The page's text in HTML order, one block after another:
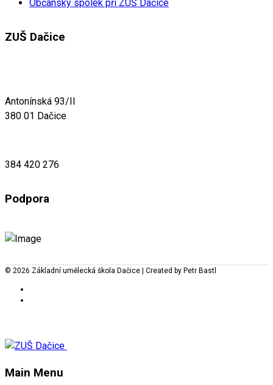
Občanský spolek při ZUŠ Dačice
ZUŠ Dačice
Antonínská 93/II
380 01 Dačice
384 420 276
Podpora
© 2026 Základní umělecká škola Dačice | Created by Petr Bastl
Main Menu